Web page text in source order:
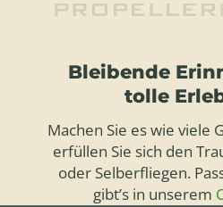
Bleibende
tolle
Machen Sie es wie viele
erfüllen Sie sich den
oder Selberfliegen.
gibt’s in unserem